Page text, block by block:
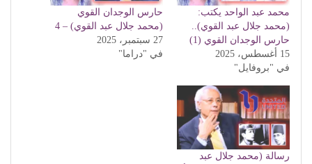
محمد عبد الواحد يكتب:
(محمد جلال عبد القوي)..
حارس الوجدان القوي (1)
15 أغسطس، 2025
في "بروفايل"
حارس الوجدان القوي
(محمد جلال عبد القوي) – 4
27 سبتمبر، 2025
في "دراما"
رسالة (محمد جلال عبد